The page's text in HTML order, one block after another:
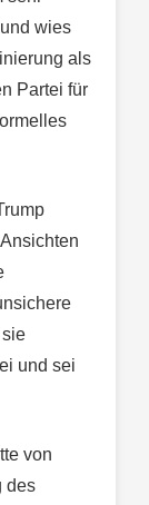
wies
als
Partei für
und sei
von
des